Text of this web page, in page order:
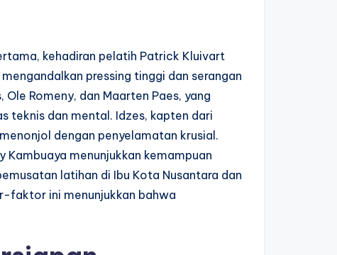
kehadiran pelatih Patrick Kluivart
pressing tinggi dan serangan
Romeny, dan Maarten Paes, yang
teknis dan mental. Idzes, kapten dari
dengan penyelamatan krusial.
menunjukkan kemampuan
latihan di Ibu Kota Nusantara dan
faktor ini menunjukkan bahwa